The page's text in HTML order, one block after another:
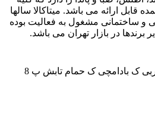
ارائه می باشد. میتاکالا سالها
و ساختمانی مشغول به فعالیت بوده
برندها در بازار تهران می باشد.
تهران خیابان پانزده خرداد غربی ک بادامچی ک حمام تابش پ 8